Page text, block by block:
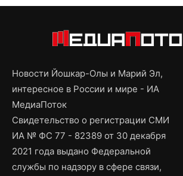
Новости Йошкар-Олы и Марий Эл,
интересное в России и мире - ИА
МедиаПоток
Свидетельство о регистрации СМИ
ИА № ФС 77 - 82389 от 30 декабря
2021 года выдано Федеральной
службы по надзору в сфере связи,